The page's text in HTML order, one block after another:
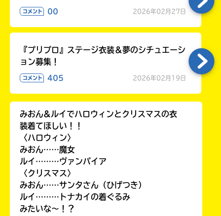
コメント 00 2026年02月27日
『プリプロ』ステージ衣装＆夢のシチュエーシ
ョン募集！
コメント 405 2026年02月19日
みおん&ルイでハロウィンとクリスマスの衣
装着てほしい！！
〈ハロウィン〉
みおん……魔女
ルイ………ヴァンパイア
〈クリスマス〉
みおん……サンタさん（ひげつき）
ルイ………トナカイの着ぐるみ
みたいな〜！？